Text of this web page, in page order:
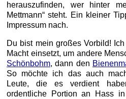
herauszufinden, wer hinter
Mettmann“ steht. Ein kleiner
Impressum nach.
Du bist mein großes Vorbild!
Macht einsetzt, um andere
Schönbohm, dann den
So möchte ich das auch
Leute, die es verdient
ordentliche Portion an Hass